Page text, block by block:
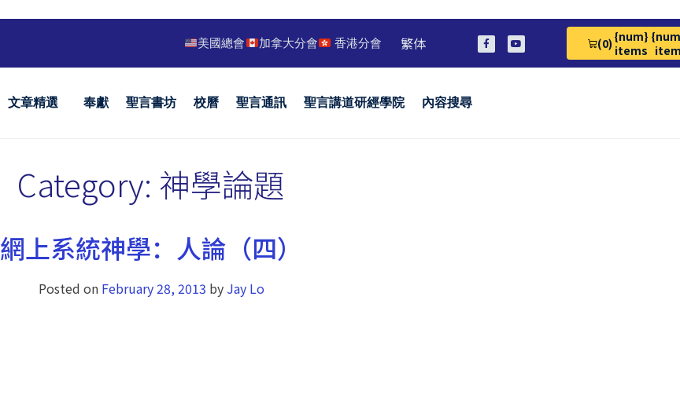
美國總會 加拿大分會 香港分會 繁体 (0)
View Cart 0
{num}
items
文章精選 奉獻 聖言書坊 校曆 聖言通訊 聖言講道研經學院 內容搜尋
Category: 神學論題
網上系統神學：人論（四）
Posted on February 28, 2013 by Jay Lo